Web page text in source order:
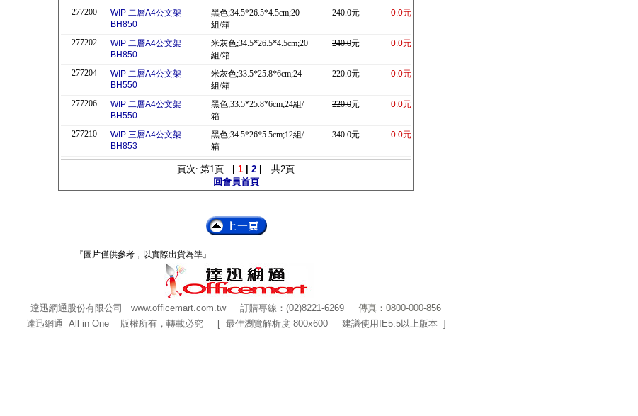
277200
WIP 二層A4公文架
BH850
黑色;34.5*26.5*4.5cm;20
組/箱
240.0元 0.0元
277202
WIP 二層A4公文架
BH850
米灰色;34.5*26.5*4.5cm;20
組/箱
240.0元 0.0元
277204
WIP 二層A4公文架
BH550
米灰色;33.5*25.8*6cm;24
組/箱
220.0元 0.0元
277206
WIP 二層A4公文架
BH550
黑色;33.5*25.8*6cm;24組/
箱
220.0元 0.0元
277210
WIP 三層A4公文架
BH853
黑色;34.5*26*5.5cm;12組/
箱
340.0元 0.0元
頁次: 第1頁 1 2 共2頁
回會員首頁
『圖片僅供參考，以實際出貨為準』
達迅網通股份有限公司 www.officemart.com.tw訂購專線：(02)8221-6269
傳真：0800-000-856
達迅網通 All in One 版權所有，轉載必究 [ 最佳瀏覽解析度 800x600 建議使用IE5.5以上版本 ]